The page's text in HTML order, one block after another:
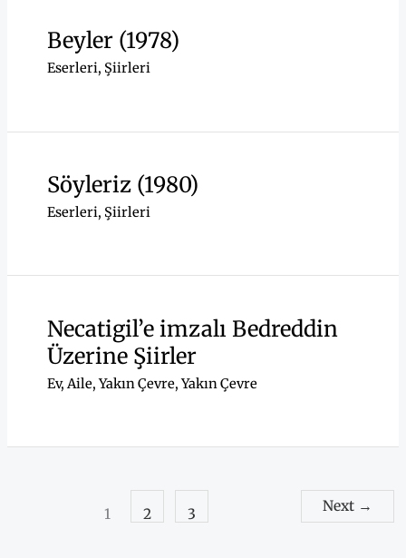
Beyler (1978)
Eserleri, Şiirleri
Söyleriz (1980)
Eserleri, Şiirleri
Necatigil’e imzalı Bedreddin
Üzerine Şiirler
Ev, Aile, Yakın Çevre,Yakın Çevre
1 2 3 Next →